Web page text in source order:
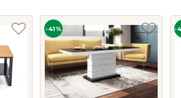
-41% -